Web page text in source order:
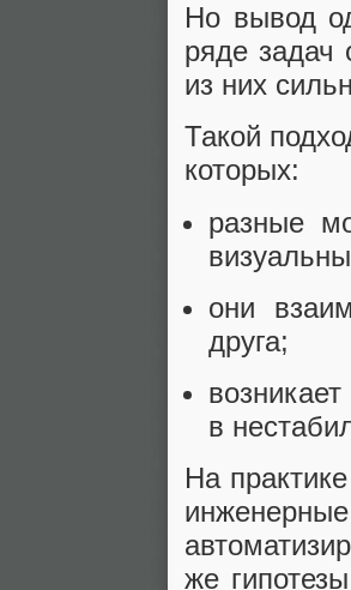
Но вывод
ряде задач
из них
Такой
которых:
разные
они
друга;
в
На
же